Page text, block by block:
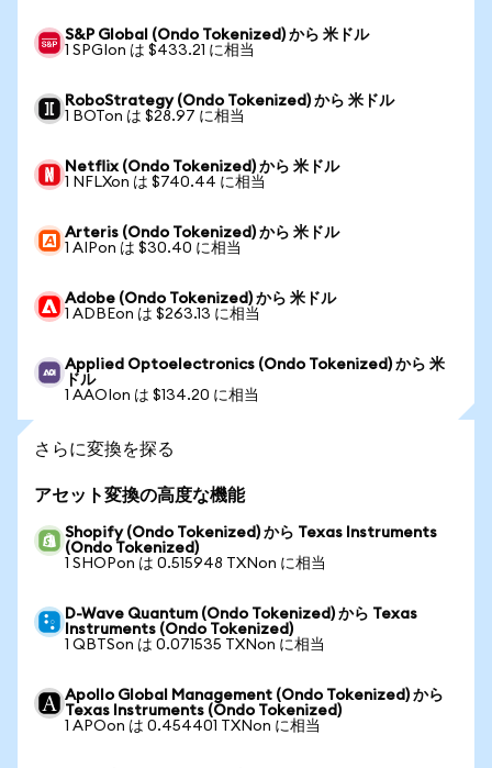
S&P Global (Ondo Tokenized) から 米ドル
1 SPGIon は $433.21 に相当
RoboStrategy (Ondo Tokenized) から 米ドル
1 BOTon は $28.97 に相当
Netflix (Ondo Tokenized) から 米ドル
1 NFLXon は $740.44 に相当
Arteris (Ondo Tokenized) から 米ドル
1 AIPon は $30.40 に相当
Adobe (Ondo Tokenized) から 米ドル
1 ADBEon は $263.13 に相当
Applied Optoelectronics (Ondo Tokenized) から 米
ドル
1 AAOIon は $134.20 に相当
さらに変換を探る
アセット変換の高度な機能
Shopify (Ondo Tokenized) から Texas Instruments
(Ondo Tokenized)
1 SHOPon は 0.515948 TXNon に相当
D-Wave Quantum (Ondo Tokenized) から Texas
Instruments (Ondo Tokenized)
1 QBTSon は 0.071535 TXNon に相当
Apollo Global Management (Ondo Tokenized) から
Texas Instruments (Ondo Tokenized)
1 APOon は 0.454401 TXNon に相当